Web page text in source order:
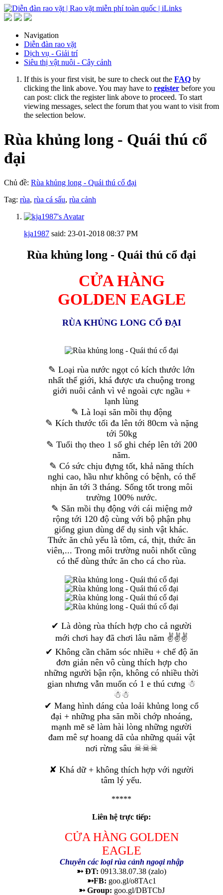
Navigation
Diễn đàn rao vặt
Dịch vụ - Giải trí
Siêu thị vật nuôi - Cây cảnh
If this is your first visit, be sure to check out the FAQ by
clicking the link above. You may have to register before you
can post: click the register link above to proceed. To start
viewing messages, select the forum that you want to visit from
the selection below.
Rùa khủng long - Quái thú cổ
đại
Chủ đề: Rùa khủng long - Quái thú cổ đại
Tag: rùa, rùa cá sấu, rùa cảnh
kja1987 said: 23-01-2018 08:37 PM
Rùa khủng long - Quái thú cổ đại
CỬA HÀNG
GOLDEN EAGLE
RÙA KHỦNG LONG CỔ ĐẠI
✎ Loại rùa nước ngọt có kích thước lớn
nhất thế giới, khá được ưa chuộng trong
giới nuôi cảnh vì vẻ ngoài cực ngầu +
lạnh lùng
✎ Là loại săn mồi thụ động
✎ Kích thước tối đa lên tới 80cm và nặng
tới 50kg
✎ Tuổi thọ theo 1 số ghi chép lên tới 200
năm.
✎ Có sức chịu đựng tốt, khả năng thích
nghi cao, hầu như không có bệnh, có thể
nhịn ăn tới 3 tháng. Sống tốt trong môi
trường 100% nước.
✎ Săn mồi thụ động với cái miệng mở
rộng tới 120 độ cùng với bộ phận phụ
giống giun dùng dể dụ sinh vật khác.
Thức ăn chủ yếu là tôm, cá, thịt, thức ăn
viên,... Trong môi trường nuôi nhốt cũng
có thể dùng thức ăn cho cá cho rùa.
✔ Là dòng rùa thích hợp cho cả người
mới chơi hay đã chơi lâu năm ✌✌✌
✔ Không cần chăm sóc nhiều + chế độ ăn
đơn giản nên vô cùng thích hợp cho
những người bận rộn, không có nhiều thời
gian nhưng vẫn muốn có 1 e thú cưng ☃
☃☃
✔ Mang hình dáng của loải khủng long cổ
đại + những pha săn mồi chớp nhoáng,
mạnh mẽ sẽ làm hài lòng những người
đam mê sự hoang dã của những quái vật
nơi rừng sâu ☠☠☠
✘ Khá dữ + không thích hợp với người
tâm lý yếu.
*****
Liên hệ trực tiếp:
CỬA HÀNG GOLDEN
EAGLE
Chuyên các loại rùa cảnh ngoại nhập
➳ ĐT: 0913.38.07.38 (zalo)
➳FB: goo.gl/o8TAc1
➳ Group: goo.gl/DBTCbJ